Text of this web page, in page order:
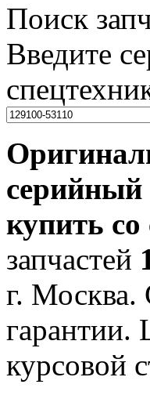
Поиск
Введите
серийный
купить со
запчастей
г. Москва.
гарантии.
курсовой